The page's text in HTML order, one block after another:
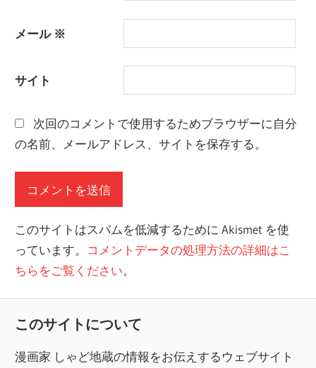
メール ※
サイト
次回のコメントで使用するためブラウザーに自分
の名前、メールアドレス、サイトを保存する。
このサイトはスパムを低減するために Akismet を使
っています。 コメントデータの処理方法の詳細はこ
ちらをご覧ください。
このサイトについて
漫画家 しゃど地蔵の情報をお伝えするウェブサイト